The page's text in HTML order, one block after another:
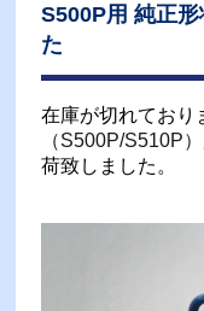
S500P用 純正
た
在庫が切れており
（S500P/S510P
荷致しました。